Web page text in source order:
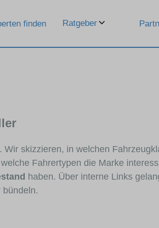
finden Ratgeber
skizzieren, in welchen
Fahrertypen die Marke
haben. Über interne Links
bündeln.